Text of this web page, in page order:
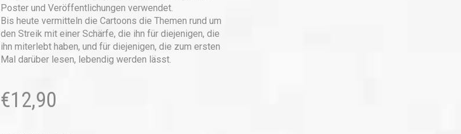
Poster und Veröffentlichungen verwendet.
Bis heute vermitteln die Cartoons die Themen rund um
den Streik mit einer Schärfe, die ihn für diejenigen, die
ihn miterlebt haben, und für diejenigen, die zum ersten
Mal darüber lesen, lebendig werden lässt.
€12,90